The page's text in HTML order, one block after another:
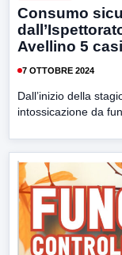
Consumo
Avellino 5
7 OTTOBRE 2024
Dall’inizio della
intossicazione da